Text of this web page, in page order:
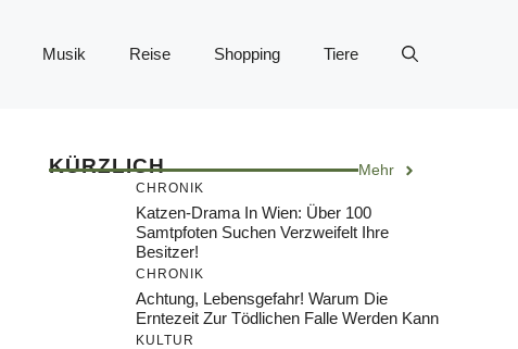
Musik Reise Shopping Tiere
KÜRZLICH Mehr
CHRONIK
Katzen-Drama In Wien: Über 100
Samtpfoten Suchen Verzweifelt Ihre
Besitzer!
CHRONIK
Achtung, Lebensgefahr! Warum Die
Erntezeit Zur Tödlichen Falle Werden Kann
KULTUR